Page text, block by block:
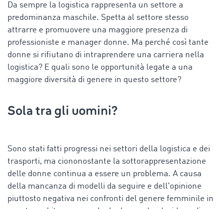
Da sempre la logistica rappresenta un settore a
predominanza maschile. Spetta al settore stesso
attrarre e promuovere una maggiore presenza di
professioniste e manager donne. Ma perché così tante
donne si rifiutano di intraprendere una carriera nella
logistica? E quali sono le opportunità legate a una
maggiore diversità di genere in questo settore?
Sola tra gli uomini?
Sono stati fatti progressi nei settori della logistica e dei
trasporti, ma ciononostante la sottorappresentazione
delle donne continua a essere un problema. A causa
della mancanza di modelli da seguire e dell'opinione
piuttosto negativa nei confronti del genere femminile in